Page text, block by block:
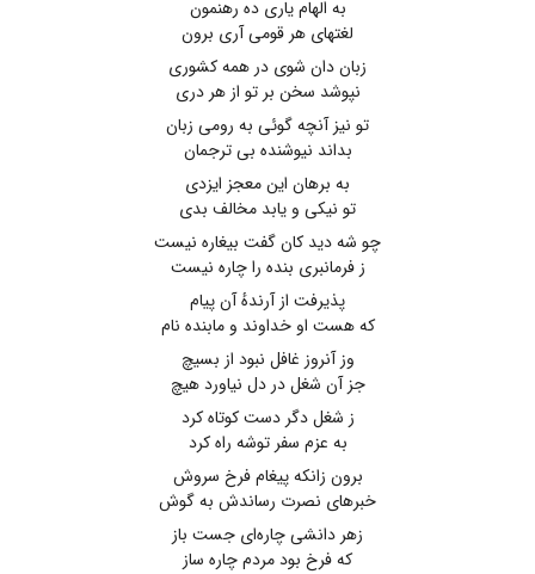
به الهام یاری ده رهنمون
لغتهای هر قومی آری برون
زبان دان شوی در همه کشوری
نپوشد سخن بر تو از هر دری
تو نیز آنچه گوئی به رومی زبان
بداند نیوشنده بی ترجمان
به برهان این معجز ایزدی
تو نیکی و یابد مخالف بدی
چو شه دید کان گفت بیغاره نیست
ز فرمانبری بنده را چاره نیست
پذیرفت از آرندهٔ آن پیام
که هست او خداوند و مابنده نام
وز آنروز غافل نبود از بسیچ
جز آن شغل در دل نیاورد هیچ
ز شغل دگر دست کوتاه کرد
به عزم سفر توشه راه کرد
برون زانکه پیغام فرخ سروش
خبرهای نصرت رساندش به گوش
زهر دانشی چاره‌ای جست باز
که فرخ بود مردم چاره ساز